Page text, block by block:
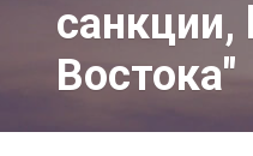
Востока"